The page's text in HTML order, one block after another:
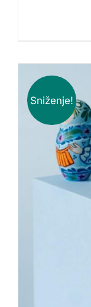
Sniženje!